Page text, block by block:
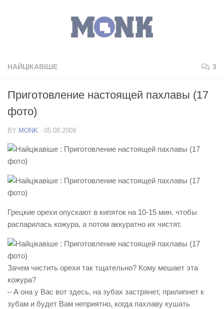
НАЙЦІКАВІШЕ 3
Приготовление настоящей пахлавы (17
фото)
BY MONK · 05.08.2009
Грецкие орехи опускают в кипяток на 10-15 мин. чтобы
распарилась кожура, а потом аккуратно их чистят.
Зачем чистить орехи так тщательно? Кому мешает эта
кожура?
– А она у Вас вот здесь, на зубах застрянет, прилипнет к
зубам и будет Вам неприятно, когда пахлаву кушать